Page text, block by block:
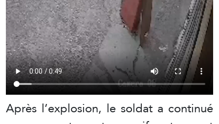
Après l’explosion, le soldat a continué